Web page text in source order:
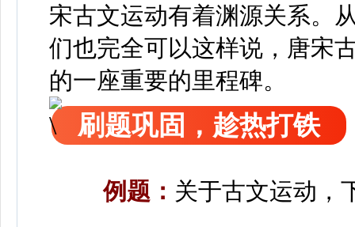
宋古文运动有着渊源关系。
们也完全可以这样说，唐宋
的一座重要的里程碑。
刷题巩固，趁热打铁
例题： 关于古文运动，